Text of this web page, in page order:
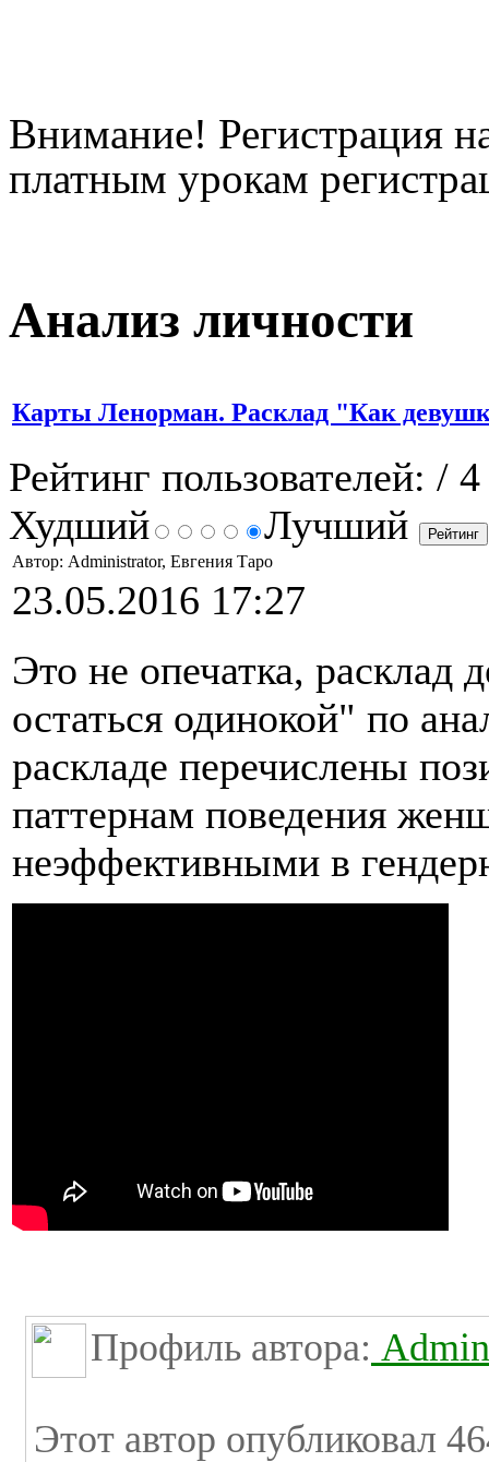
Внимание! Регистрация
платным урокам
Анализ личности
Карты Ленорман. Расклад "Как
Рейтинг пользователей: / 4
Худший
Лучший
Автор: Administrator, Евгения Таро
23.05.2016 17:27
Это не опечатка, расклад
остаться одинокой" по
раскладе перечислены
паттернам поведения
неэффективными в
Профиль автора:
Этот автор опубликовал